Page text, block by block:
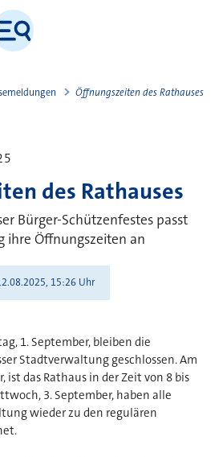
Öffnungszeiten des Rathauses
des Rathauses
Bürger-Schützenfestes passt
ihre Öffnungszeiten an
15:26 Uhr
1. September, bleiben die
Stadtverwaltung geschlossen. Am
ist das Rathaus in der Zeit von 8 bis
3. September, haben alle
wieder zu den regulären